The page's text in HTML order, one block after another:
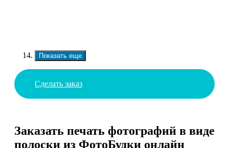
Показать еще
Сделать заказ
Заказать печать фотографий в виде
полоски из ФотоБудки онлайн